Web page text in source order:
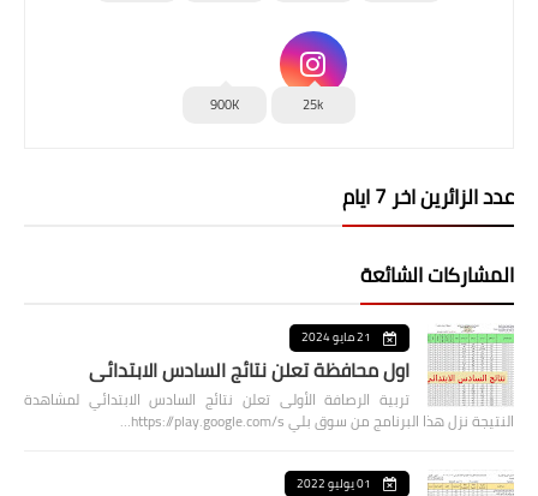
25k
900K
عدد الزائرين اخر 7 ايام
المشاركات الشائعة
21 مايو 2024
اول محافظة تعلن نتائج السادس الابتدائي
تربية الرصافة الأولى تعلن نتائج السادس الابتدائي لمشاهدة
النتيجة نزل هذا البرنامج من سوق بلي https://play.google.com/s…
01 يوليو 2022